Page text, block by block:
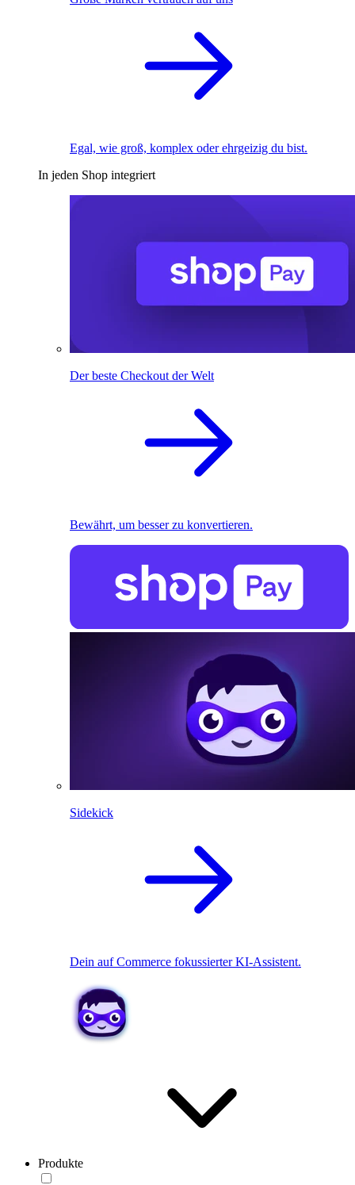
Egal, wie groß, komplex oder ehrgeizig du bist.
In jeden Shop integriert
Der beste Checkout der Welt
Bewährt, um besser zu konvertieren.
Sidekick
Dein auf Commerce fokussierter KI-Assistent.
Produkte